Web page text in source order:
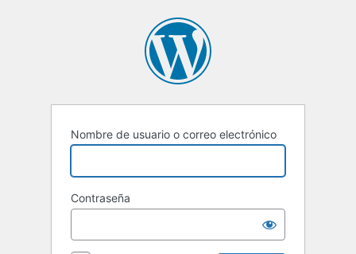
Nombre de usuario o correo electrónico
Contraseña